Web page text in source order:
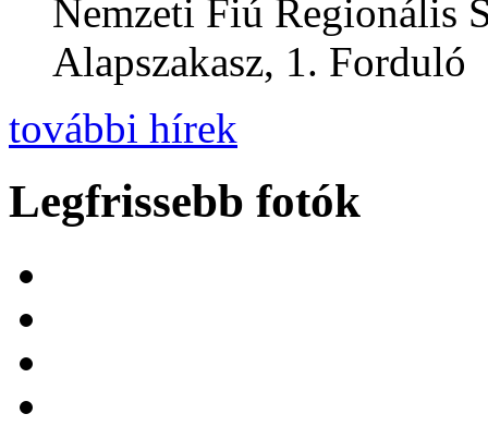
Nemzeti Fiú Regionális
Alapszakasz, 1. Forduló
további hírek
Legfrissebb fotók